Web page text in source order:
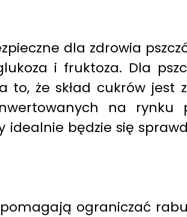
dla zdrowia
i fruktoza. Dla
że skład cukrów jest
na rynku
idealnie będzie się
ograniczać